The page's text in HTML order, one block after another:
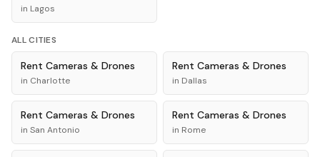
in Lagos
ALL CITIES
Rent Cameras & Drones
in Charlotte
Rent Cameras & Drones
in Dallas
Rent Cameras & Drones
in San Antonio
Rent Cameras & Drones
in Rome